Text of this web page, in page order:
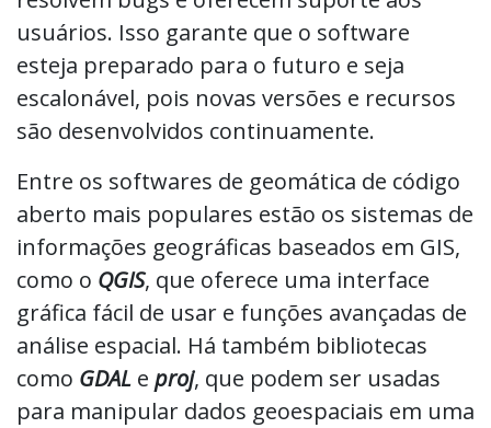
usuários. Isso garante que o software
esteja preparado para o futuro e seja
escalonável, pois novas versões e recursos
são desenvolvidos continuamente.
Entre os softwares de geomática de código
aberto mais populares estão os sistemas de
informações geográficas baseados em GIS,
como o QGIS, que oferece uma interface
gráfica fácil de usar e funções avançadas de
análise espacial. Há também bibliotecas
como GDAL e proj, que podem ser usadas
para manipular dados geoespaciais em uma